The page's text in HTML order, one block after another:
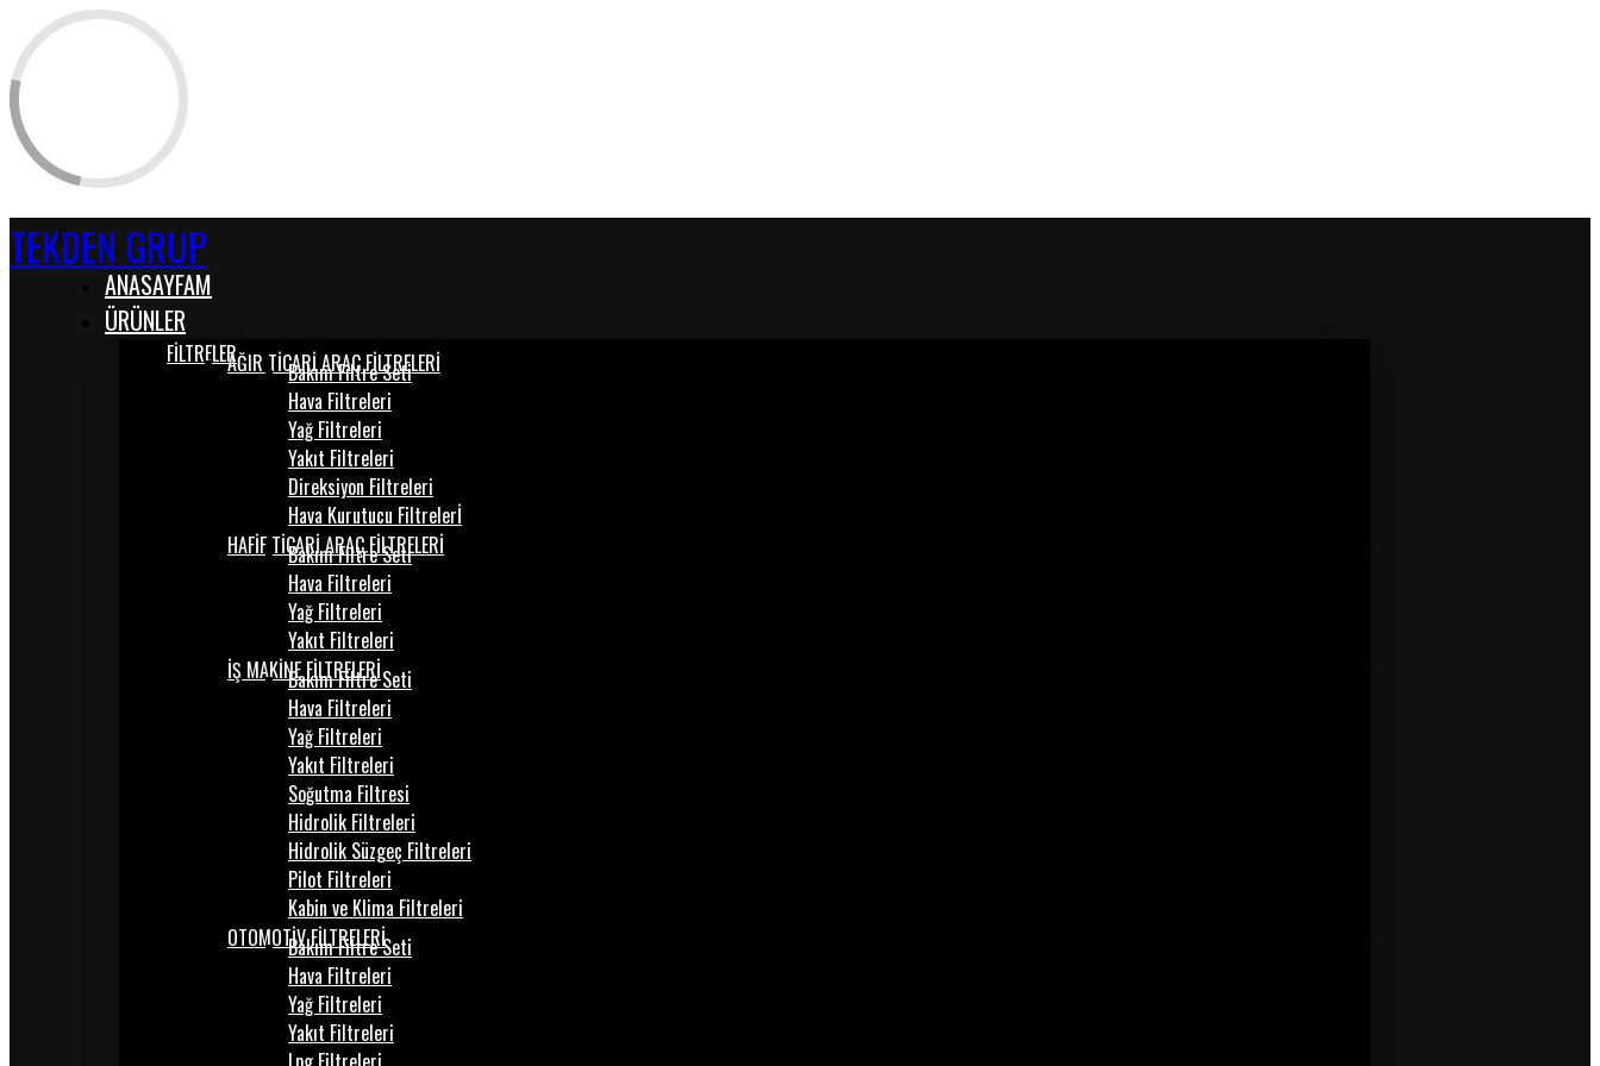
TEKDEN GRUP
ANASAYFAM
ÜRÜNLER
FİLTRELERAĞIR TİCARİ ARAÇ FİLTRELERİ
Bakım Filtre Seti
Hava Filtreleri
Yağ Filtreleri
Yakıt Filtreleri
Direksiyon Filtreleri
Hava Kurutucu Filtrelerİ
HAFİF TİCARİ ARAÇ FİLTRELERİ
Bakım Filtre Seti
Hava Filtreleri
Yağ Filtreleri
Yakıt Filtreleri
İŞ MAKİNE FİLTRELERİ
Bakım Filtre Seti
Hava Filtreleri
Yağ Filtreleri
Yakıt Filtreleri
Soğutma Filtresi
Hidrolik Filtreleri
Hidrolik Süzgeç Filtreleri
Pilot Filtreleri
Kabin ve Klima Filtreleri
OTOMOTİV FİLTRELERİ
Bakım Filtre Seti
Hava Filtreleri
Yağ Filtreleri
Yakıt Filtreleri